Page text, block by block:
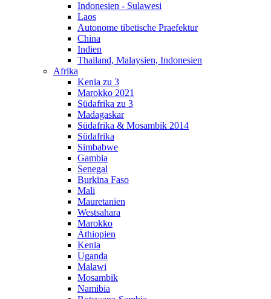
Indonesien - Sulawesi
Laos
Autonome tibetische Praefektur
China
Indien
Thailand, Malaysien, Indonesien
Afrika
Kenia zu 3
Marokko 2021
Südafrika zu 3
Madagaskar
Südafrika & Mosambik 2014
Südafrika
Simbabwe
Gambia
Senegal
Burkina Faso
Mali
Mauretanien
Westsahara
Marokko
Äthiopien
Kenia
Uganda
Malawi
Mosambik
Namibia